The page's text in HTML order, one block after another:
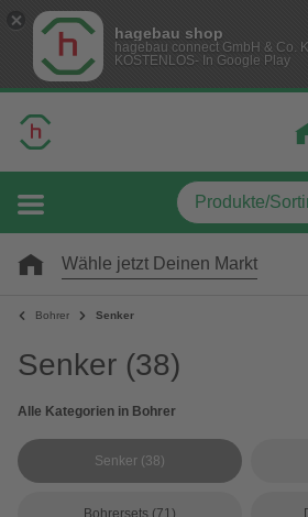
hagebau shop
hagebau connect GmbH & Co.
KOSTENLOS- In Google Play
Wähle jetzt Deinen Markt
Bohrer Senker
Senker (38)
Alle Kategorien in Bohrer
Senker (38)
Bohrersets (71)